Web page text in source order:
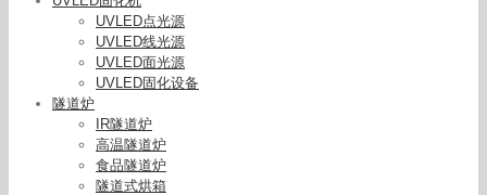
UVLED点光源
UVLED线光源
UVLED面光源
UVLED固化设备
隧道炉
IR隧道炉
高温隧道炉
食品隧道炉
隧道式烘箱